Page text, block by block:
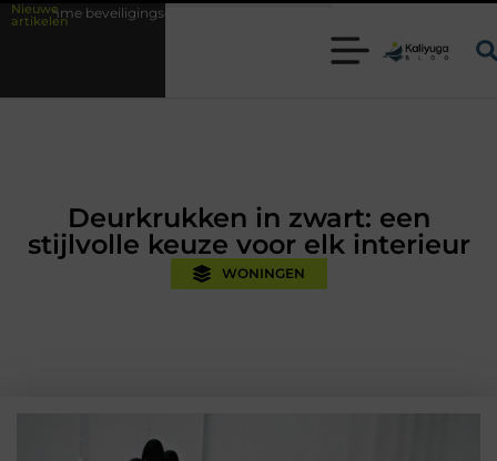
Nieuwe
artikelen met kennis uit de praktijk
Deurkrukken in zwart: een
stijlvolle keuze voor elk interieur
WONINGEN